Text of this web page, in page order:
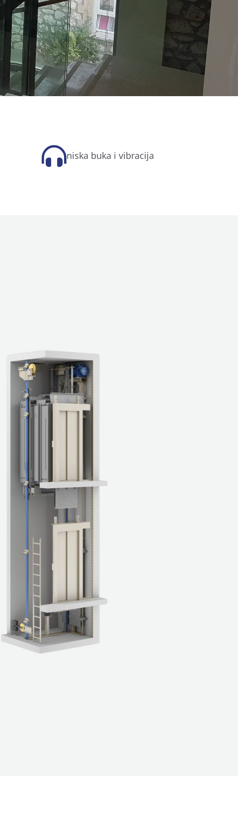
niska buka i vibracija